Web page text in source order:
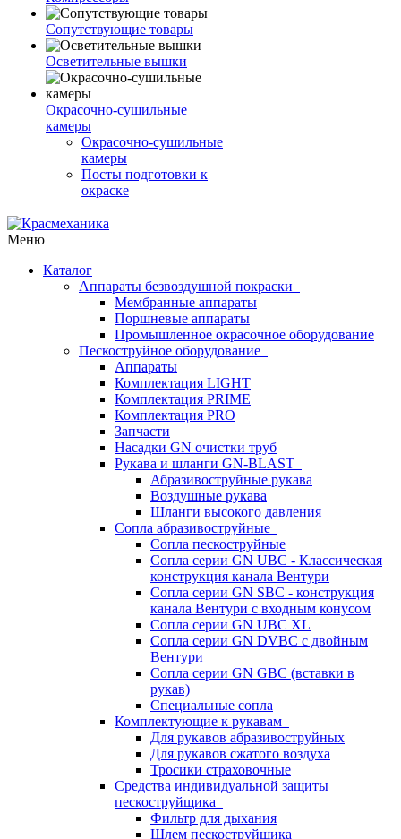
Сопутствующие товары
Осветительные вышки
Окрасочно-сушильные
камеры
Окрасочно-сушильные
камеры
Посты подготовки к
окраске
Меню
Каталог
Аппараты безвоздушной покраски
Мембранные аппараты
Поршневые аппараты
Промышленное окрасочное оборудование
Пескоструйное оборудование
Аппараты
Комплектация LIGHT
Комплектация PRIME
Комплектация PRO
Запчасти
Насадки GN очистки труб
Рукава и шланги GN-BLAST
Абразивоструйные рукава
Воздушные рукава
Шланги высокого давления
Сопла абразивоструйные
Сопла пескоструйные
Сопла серии GN UBC - Классическая
конструкция канала Вентури
Сопла серии GN SBC - конструкция
канала Вентури c входным конусом
Сопла серии GN UBC XL
Сопла серии GN DVBC с двойным
Вентури
Сопла серии GN GBC (вставки в
рукав)
Специальные сопла
Комплектующие к рукавам
Для рукавов абразивоструйных
Для рукавов сжатого воздуха
Тросики страховочные
Средства индивидуальной защиты
пескоструйщика
Фильтр для дыхания
Шлем пескоструйщика